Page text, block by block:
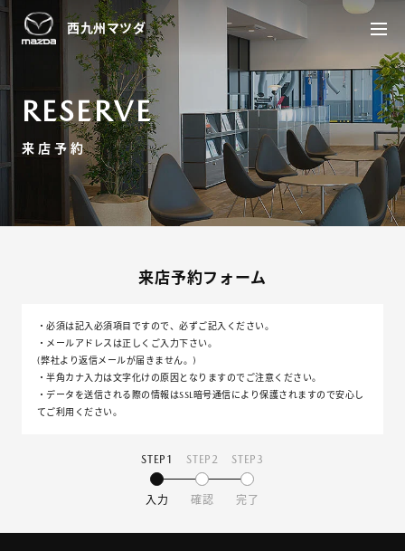
西九州マツダ
RESERVE
来店予約
来店予約フォーム
・必須は記入必須項目ですので、必ずご記入ください。
・メールアドレスは正しくご入力下さい。
(弊社より返信メールが届きません。)
・半角カナ入力は文字化けの原因となりますのでご注意ください。
・データを送信される際の情報はSSL暗号通信により保護されますので安心し
てご利用ください。
STEP1
入力
STEP2
確認
STEP3
完了